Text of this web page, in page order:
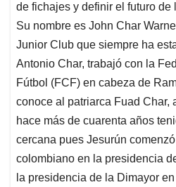
de fichajes y definir el futuro de
Su nombre es John Char
Junior Club que siempre ha
Antonio Char, trabajó con la
Fútbol (FCF) en cabeza de
conoce al patriarca Fuad Char,
hace más de cuarenta años
cercana pues Jesurún
colombiano en la presidencia
la presidencia de la Dimayor